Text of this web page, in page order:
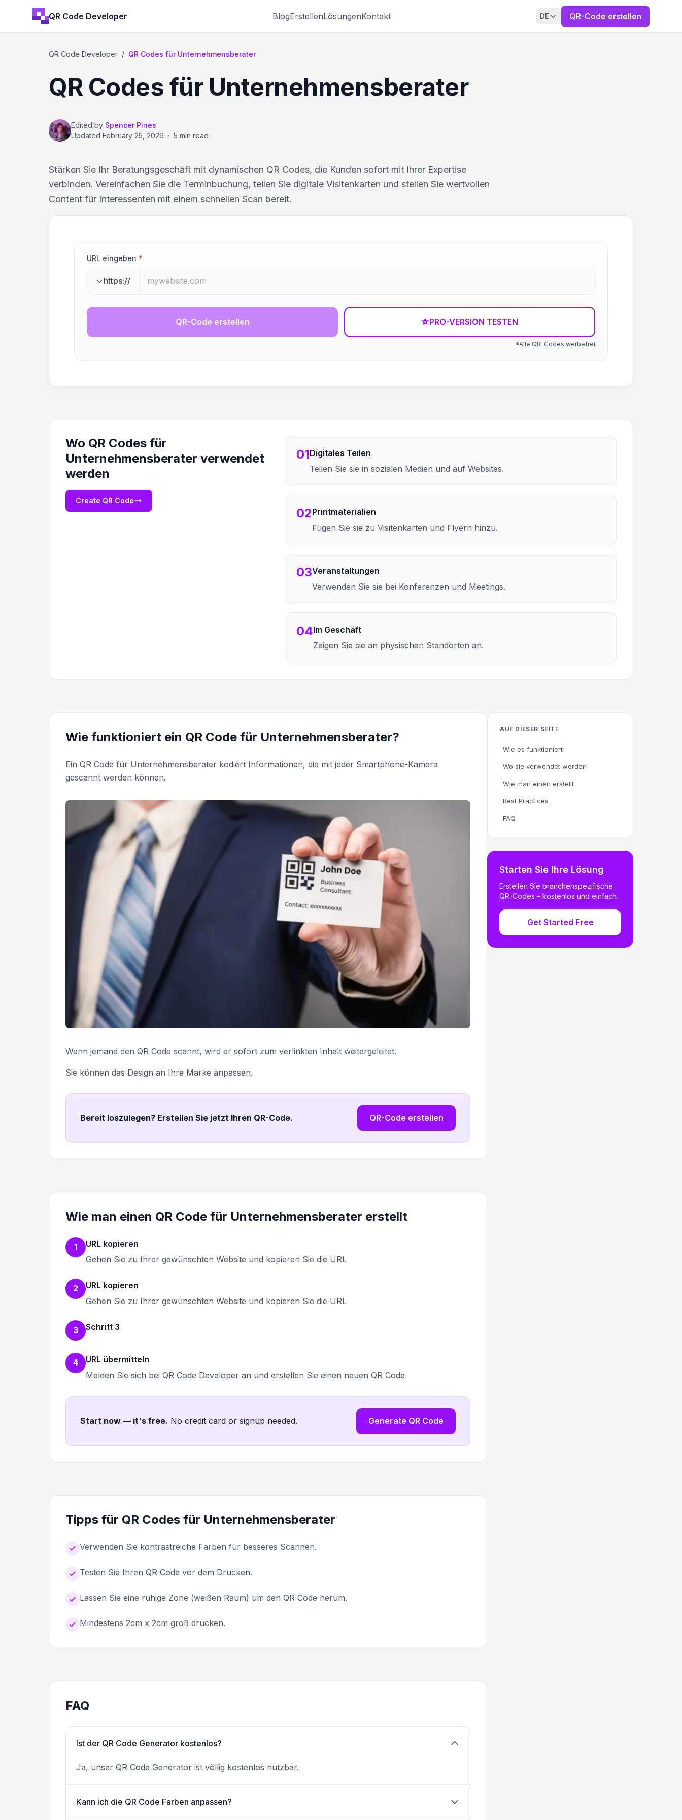
QR Code Developer BlogErstellenLösungenKontakt DE QR-Code erstellen
QR Code Developer / QR Codes für Unternehmensberater
QR Codes für Unternehmensberater
Edited by Spencer Pines
Updated February 25, 2026 · 5 min read
Stärken Sie Ihr Beratungsgeschäft mit dynamischen QR Codes, die Kunden sofort mit Ihrer Expertise
verbinden. Vereinfachen Sie die Terminbuchung, teilen Sie digitale Visitenkarten und stellen Sie wertvollen
Content für Interessenten mit einem schnellen Scan bereit.
URL eingeben *
https://
QR-Code erstellen ☆PRO-VERSION TESTEN
*Alle QR-Codes werbefrei
Wo QR Codes für
Unternehmensberater verwendet
werden
Create QR Code
01Digitales Teilen
Teilen Sie sie in sozialen Medien und auf Websites.
02Printmaterialien
Fügen Sie sie zu Visitenkarten und Flyern hinzu.
03Veranstaltungen
Verwenden Sie sie bei Konferenzen und Meetings.
04Im Geschäft
Zeigen Sie sie an physischen Standorten an.
Wie funktioniert ein QR Code für Unternehmensberater?
Ein QR Code für Unternehmensberater kodiert Informationen, die mit jeder Smartphone-Kamera
gescannt werden können.
Wenn jemand den QR Code scannt, wird er sofort zum verlinkten Inhalt weitergeleitet.
Sie können das Design an Ihre Marke anpassen.
Bereit loszulegen? Erstellen Sie jetzt Ihren QR-Code. QR-Code erstellen
Wie man einen QR Code für Unternehmensberater erstellt
1
URL kopieren
Gehen Sie zu Ihrer gewünschten Website und kopieren Sie die URL
2
URL kopieren
Gehen Sie zu Ihrer gewünschten Website und kopieren Sie die URL
3 Schritt 3
4
URL übermitteln
Melden Sie sich bei QR Code Developer an und erstellen Sie einen neuen QR Code
Start now — it's free. No credit card or signup needed. Generate QR Code
Tipps für QR Codes für Unternehmensberater
Verwenden Sie kontrastreiche Farben für besseres Scannen.
Testen Sie Ihren QR Code vor dem Drucken.
Lassen Sie eine ruhige Zone (weißen Raum) um den QR Code herum.
Mindestens 2cm x 2cm groß drucken.
FAQ
Ist der QR Code Generator kostenlos?
Ja, unser QR Code Generator ist völlig kostenlos nutzbar.
Kann ich die QR Code Farben anpassen?
AUF DIESER SEITE
Wie es funktioniert
Wo sie verwendet werden
Wie man einen erstellt
Best Practices
FAQ
Starten Sie Ihre Lösung
Erstellen Sie branchenspezifische
QR-Codes – kostenlos und einfach.
Get Started Free